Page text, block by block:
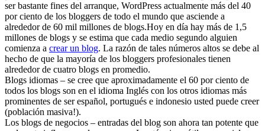
ser bastante fines del arranque, WordPress actualmente más del 40
por ciento de los bloggers de todo el mundo que asciende a
alrededor de 60 mil millones de blogs.Hoy en día hay más de 1,5
millones de blogs y se estima que cada medio segundo alguien
comienza a crear un blog. La razón de tales números altos se debe al
hecho de que la mayoría de los bloggers profesionales tienen
alrededor de cuatro blogs en promedio.
Blogs idiomas – se cree que aproximadamente el 60 por ciento de
todos los blogs son en el idioma Inglés con los otros idiomas más
prominentes de ser español, portugués e indonesio usted puede creer
(población masiva!).
Los blogs de negocios – entradas del blog son ahora tan potente que